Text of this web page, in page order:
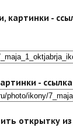
картинки -
-
открытку